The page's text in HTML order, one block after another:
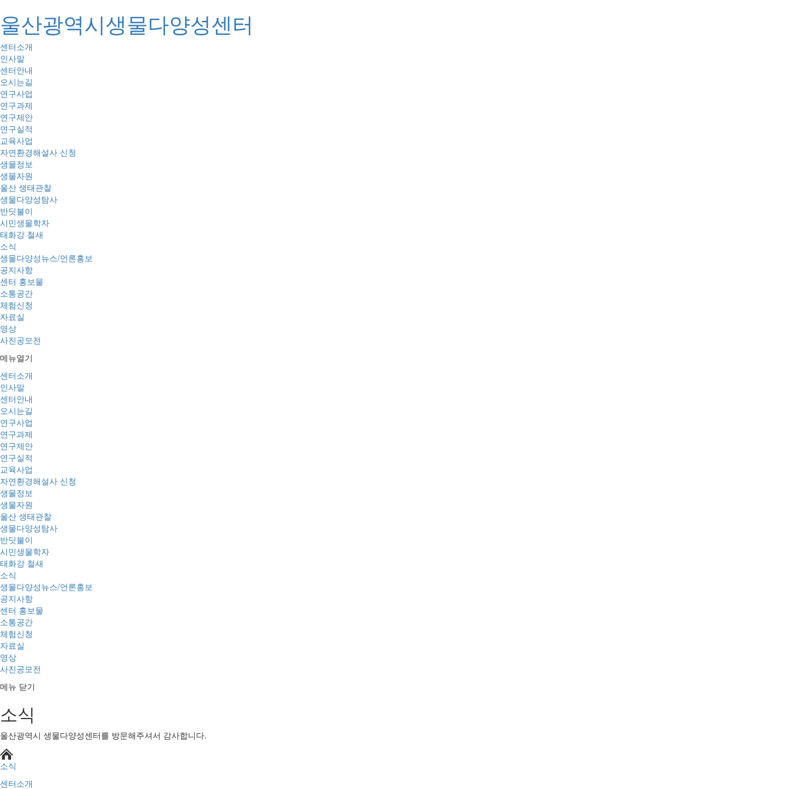
울산광역시생물다양성센터
센터소개
인사말
센터안내
오시는길
연구사업
연구과제
연구제안
연구실적
교육사업
자연환경해설사 신청
생물정보
생물자원
울산 생태관찰
생물다양성탐사
반딧불이
시민생물학자
태화강 철새
소식
생물다양성뉴스/언론홍보
공지사항
센터 홍보물
소통공간
체험신청
자료실
영상
사진공모전
메뉴열기
센터소개
인사말
센터안내
오시는길
연구사업
연구과제
연구제안
연구실적
교육사업
자연환경해설사 신청
생물정보
생물자원
울산 생태관찰
생물다양성탐사
반딧불이
시민생물학자
태화강 철새
소식
생물다양성뉴스/언론홍보
공지사항
센터 홍보물
소통공간
체험신청
자료실
영상
사진공모전
메뉴 닫기
소식
울산광역시 생물다양성센터를 방문해주셔서 감사합니다.
소식
센터소개